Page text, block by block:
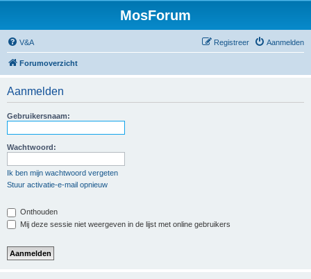
MosForum
V&A Aanmelden
Registreer
Forumoverzicht
Aanmelden
Gebruikersnaam:
Wachtwoord:
Ik ben mijn wachtwoord vergeten
Stuur activatie-e-mail opnieuw
Onthouden
Mij deze sessie niet weergeven in de lijst met online gebruikers